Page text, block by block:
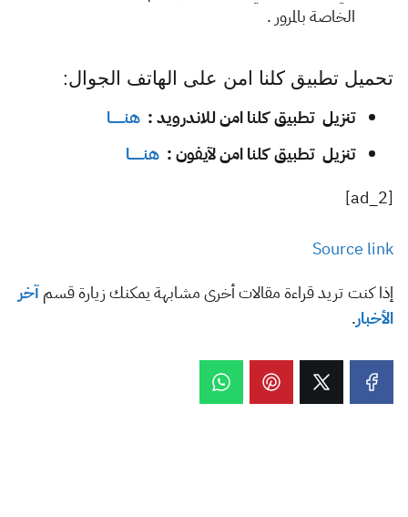
الخاصة بالمرور .
تحميل تطبيق كلنا امن على الهاتف الجوال:
تنزيل تطبيق كلنا امن للاندرويد : هنـــــــا
تنزيل تطبيق كلنا امن لآيفون : هنـــــــا
[ad_2]
Source link
إذا كنت تريد قراءة مقالات أخرى مشابهة يمكنك زيارة قسمآخر
الأخبار.